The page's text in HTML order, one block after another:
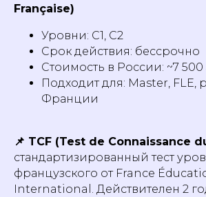
Française)
Уровни: C1, C2
Срок действия: бессрочно
Стоимость в России: ~7 500
Подходит для: Master, FLE,
Франции
📌 TCF (Test de Connaissance
стандартизированный тест
французского от France
International. Действителен 2
вопросы об уровне
французского